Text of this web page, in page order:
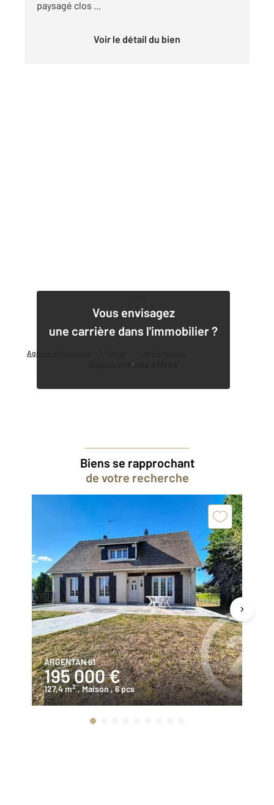
Agence immobilière
paysagé clos ...
Voir le détail du bien
Vous envisagez
une carrière dans l'immobilier ?
Découvrir nos offres
1
Biens se rapprochant
de votre recherche
ARGENTAN 61
195 000 €
127,4 m2 , Maison, 6 pcs